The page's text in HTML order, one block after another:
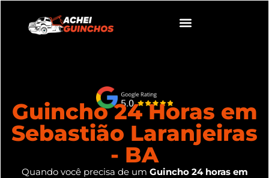
Guincho 24 Horas em
Sebastião Laranjeiras
- BA
Quando você precisa de um Guincho 24 horas em